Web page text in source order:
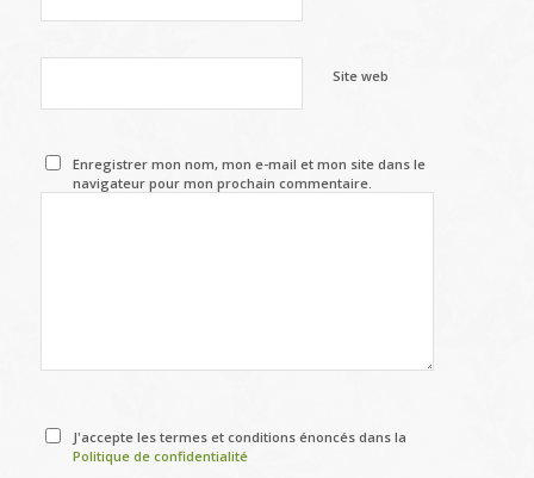
Site web
Enregistrer mon nom, mon e-mail et mon site dans le
navigateur pour mon prochain commentaire.
J'accepte les termes et conditions énoncés dans la
Politique de confidentialité